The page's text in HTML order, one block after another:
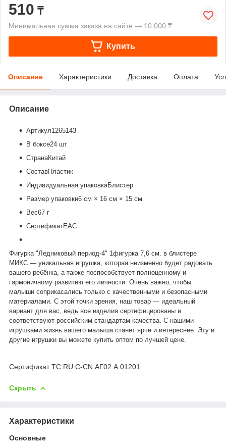
510 ₸
Минимальная сумма заказа на сайте — 10 000 ₸
Купить
Описание Характеристики Доставка Оплата
Описание
Артикул1265143
В боксе24 шт
СтранаКитай
СоставПластик
Индивидуальная упаковкаБлистер
Размер упаковки6 см × 16 см × 15 см
Вес67 г
СертификатЕАС
Фигурка "Ледниковый период-4" 1фигурка 7,6 см. в блистере
МИКС — уникальная игрушка, которая неизменно будет радовать
вашего ребёнка, а также поспособствует полноценному и
гармоничному развитию его личности. Очень важно, чтобы
малыши соприкасались только с качественными и безопасными
материалами. С этой точки зрения, наш товар — идеальный
вариант для вас, ведь все изделия сертифицированы и
соответствуют российским стандартам качества. С нашими
игрушками жизнь вашего малыша станет ярче и интереснее. Эту и
другие игрушки вы можете купить оптом по лучшей цене.
Сертификат ТС RU C-CN.АГ02.А.01201
Скрыть
Характеристики
Основные